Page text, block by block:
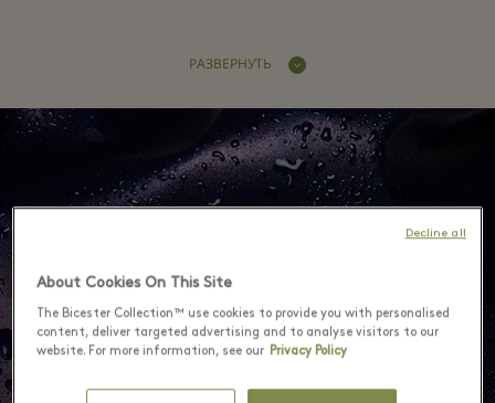
РАЗВЕРНУТЬ
About Cookies On This Site
The Bicester Collection™ use cookies to provide you with personalised
content, deliver targeted advertising and to analyse visitors to our
website. For more information, see our Privacy Policy
Decline all